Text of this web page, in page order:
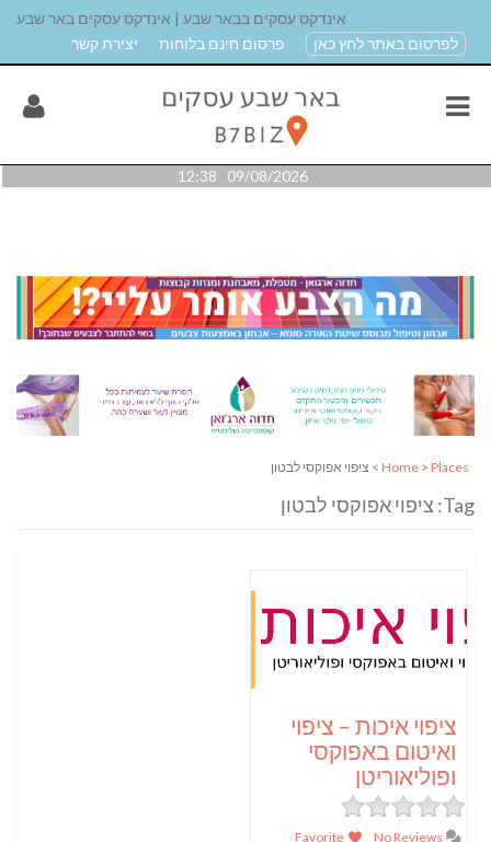
אינדקס עסקים בבאר שבע | אינדקס עסקים באר שבע
לפרסום באתר לחץ כאן
פרסום חינם בלוחות יצירת קשר
09/08/2026 12:38
Home > Places > ציפוי אפוקסי לבטון
Tag: ציפוי אפוקסי לבטון
ציפוי איכות – ציפוי
ואיטום באפוקסי
ופוליאוריטן